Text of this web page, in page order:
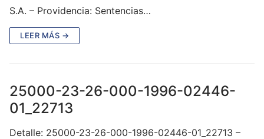
S.A. – Providencia: Sentencias…
LEER MÁS →
25000-23-26-000-1996-02446-
01_22713
Detalle: 25000-23-26-000-1996-02446-01_22713 –